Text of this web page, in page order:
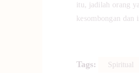
itu, jadilah orang
kesombongan dan
Tags: Spiritual